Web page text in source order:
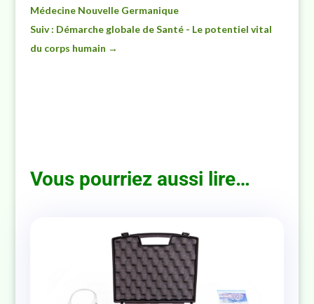
Médecine Nouvelle Germanique
Suiv : Démarche globale de Santé - Le potentiel vital
du corps humain →
Vous pourriez aussi lire…